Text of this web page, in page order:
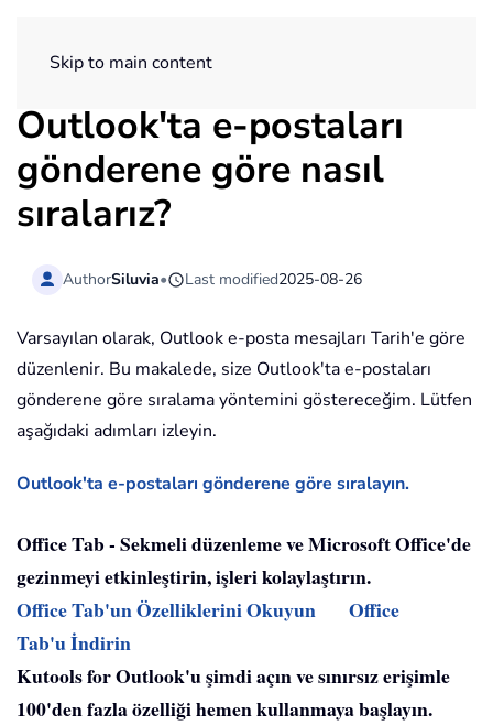
Skip to main content
Outlook'ta e-postaları
gönderene göre nasıl
sıralarız?
AuthorSiluvia• Last modified2025-08-26
Varsayılan olarak, Outlook e-posta mesajları Tarih'e göre
düzenlenir. Bu makalede, size Outlook'ta e-postaları
gönderene göre sıralama yöntemini göstereceğim. Lütfen
aşağıdaki adımları izleyin.
Outlook'ta e-postaları gönderene göre sıralayın.
Office Tab - Sekmeli düzenleme ve Microsoft Office'de
gezinmeyi etkinleştirin, işleri kolaylaştırın.
Office Tab'un Özelliklerini Okuyun
Office
Tab'u İndirin
Kutools for Outlook'u şimdi açın ve sınırsız erişimle
100'den fazla özelliği hemen kullanmaya başlayın.